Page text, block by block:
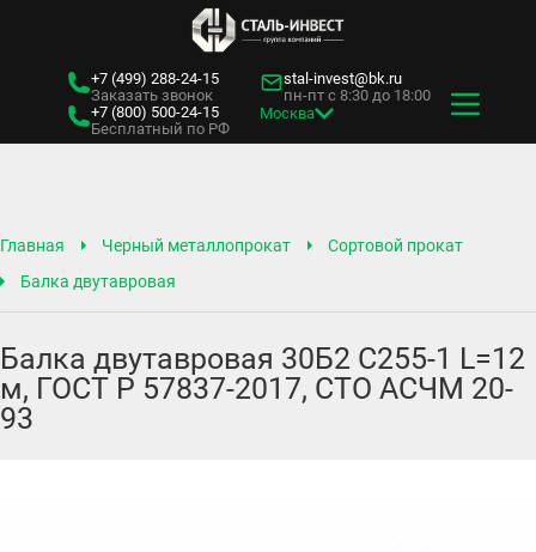
+7 (499) 288-24-15
Заказать звонок
+7 (800) 500-24-15
Бесплатный по РФ
stal-invest@bk.ru
пн-пт с 8:30 до 18:00
Москва
Главная Черный металлопрокат
Сортовой прокат
Балка двутавровая
Балка двутавровая 30Б2 С255-1 L=12
м, ГОСТ Р 57837-2017, СТО АСЧМ 20-
93